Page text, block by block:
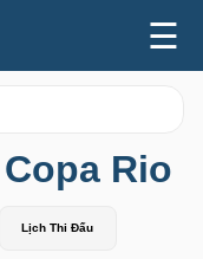
☰
Rio
Lịch Thi Đấu